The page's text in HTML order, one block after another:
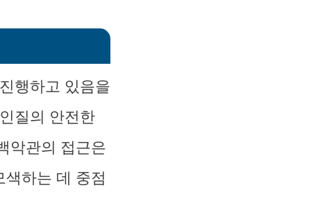
행하고 있음을
질의 안전한
악관의 접근은
하는 데 중점